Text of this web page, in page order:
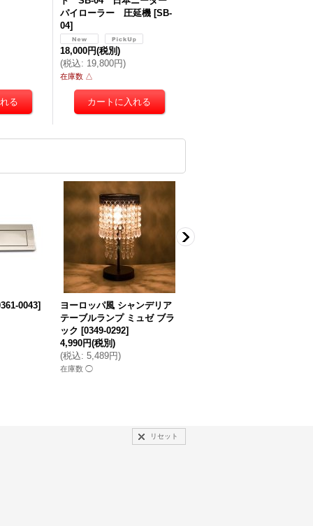
パイローラー 圧延機 [SB-
04]
18,000円(税別)
(税込: 19,800円)
在庫数 △
0043]
ヨーロッパ風 シャンデリア
テーブルランプ ミュゼ ブラ
ック [0349-0292]
4,990円(税別)
(税込: 5,489円)
在庫数 ◯
リセット